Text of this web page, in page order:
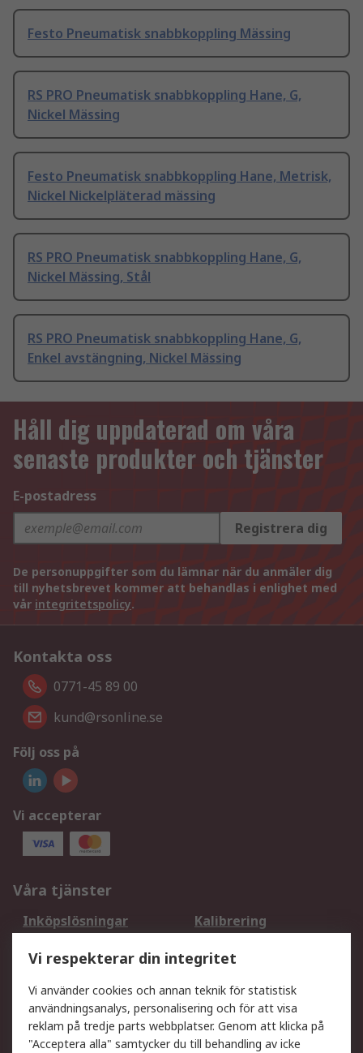
Festo Pneumatisk snabbkoppling Mässing
RS PRO Pneumatisk snabbkoppling Hane, G,
Nickel Mässing
Festo Pneumatisk snabbkoppling Hane, Metrisk,
Nickel Nickelpläterad mässing
RS PRO Pneumatisk snabbkoppling Hane, G,
Nickel Mässing, Stål
RS PRO Pneumatisk snabbkoppling Hane, G,
Enkel avstängning, Nickel Mässing
Håll dig uppdaterad om våra
senaste produkter och tjänster
E-postadress
Registrera dig
De personuppgifter som du lämnar när du anmäler dig
till nyhetsbrevet kommer att behandlas i enlighet med
vår integritetspolicy.
Kontakta oss
0771-45 89 00
kund@rsonline.se
Följ oss på
Vi accepterar
Våra tjänster
Inköpslösningar
Kalibrering
DesignSpark
Teknisk Support
Ditt lokala säljteam
Exportlösningar
Support
Vi respekterar din integritet
Vi använder cookies och annan teknik för statistisk
användningsanalys, personalisering och för att visa
reklam på tredje parts webbplatser. Genom att klicka på
"Acceptera alla" samtycker du till behandling av icke